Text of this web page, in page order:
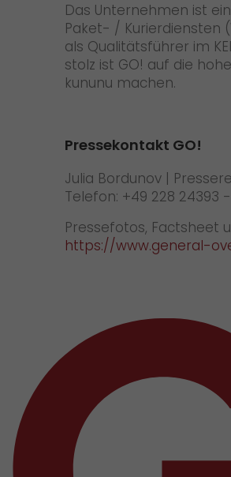
Das Unternehmen ist
Paket- / Kurierdiensten
als Qualitätsführer im
stolz ist GO! auf die
kununu machen.
Pressekontakt GO!
Julia Bordunov |
Telefon: +49 228 24393
Pressefotos, Factsheet
https://www.general-